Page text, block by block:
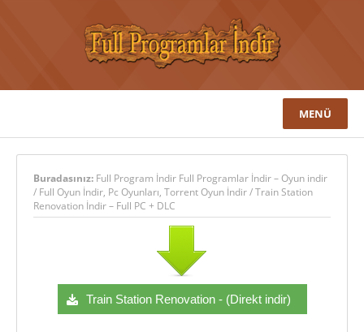
MENÜ
Buradasınız: Full Program İndir Full Programlar İndir – Oyun indir
/ Full Oyun İndir, Pc Oyunları, Torrent Oyun İndir/Train Station
Renovation İndir – Full PC + DLC
Train Station Renovation - (Direkt indir)